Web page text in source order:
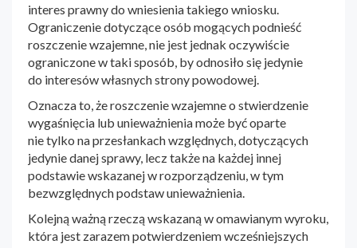
interes prawny do wniesienia takiego wniosku.
Ograniczenie dotyczące osób mogących podnieść
roszczenie wzajemne, nie jest jednak oczywiście
ograniczone w taki sposób, by odnosiło się jedynie
do interesów własnych strony powodowej.
Oznacza to, że roszczenie wzajemne o stwierdzenie
wygaśnięcia lub unieważnienia może być oparte
nie tylko na przesłankach względnych, dotyczących
jedynie danej sprawy, lecz także na każdej innej
podstawie wskazanej w rozporządzeniu, w tym
bezwzględnych podstaw unieważnienia.
Kolejną ważną rzeczą wskazaną w omawianym wyroku,
która jest zarazem potwierdzeniem wcześniejszych